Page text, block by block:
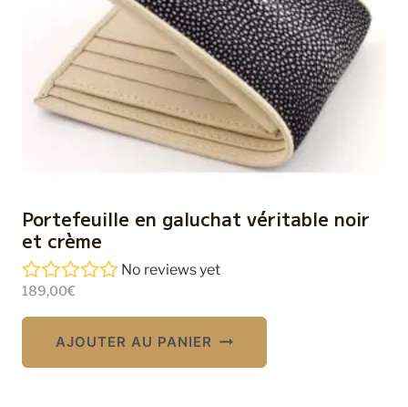
Portefeuille en galuchat véritable noir
et crème
No reviews yet
189,00€
AJOUTER AU PANIER